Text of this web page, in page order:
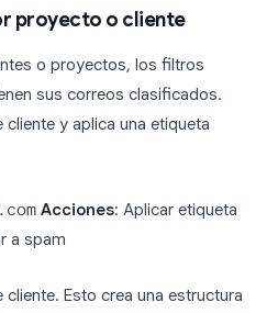
proyecto o cliente
o proyectos, los filtros
sus correos clasificados.
y aplica una etiqueta
Acciones: Aplicar etiqueta
a spam
Esto crea una estructura